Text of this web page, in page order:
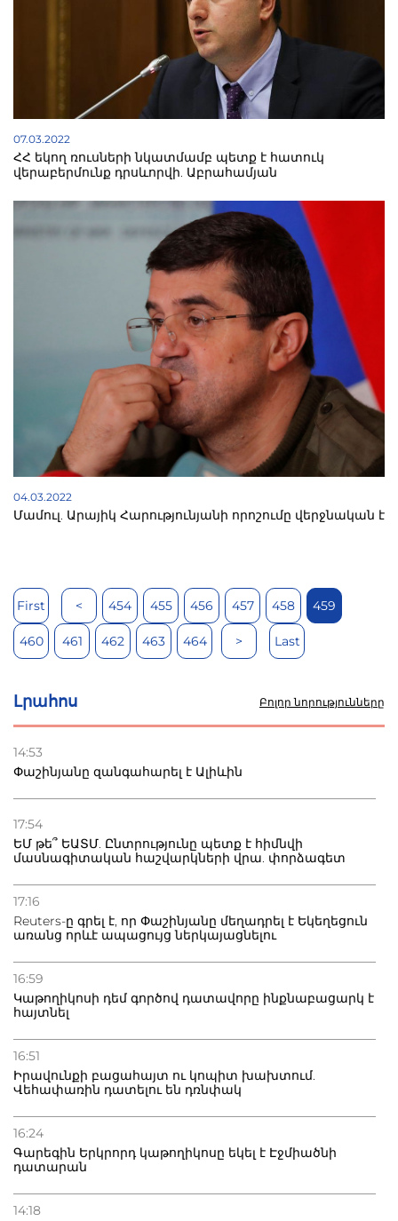
07.03.2022
ՀՀ եկող ռուսների նկատմամբ պետք է հատուկ
վերաբերմունք դրսևորվի. Աբրահամյան
04.03.2022
Մամուլ. Արայիկ Հարությունյանի որոշումը վերջնական է
First < 454 455 456 457 458 459
460 461 462 463 464 > Last
Լրահոս Բոլոր նորությունները
14:53
Փաշինյանը զանգահարել է Ալիևին
17:54
ԵՄ թե՞ ԵԱՏՄ. Ընտրությունը պետք է հիմնվի
մասնագիտական հաշվարկների վրա. փորձագետ
17:16
Reuters-ը գրել է, որ Փաշինյանը մեղադրել է Եկեղեցուն
առանց որևէ ապացույց ներկայացնելու
16:59
Կաթողիկոսի դեմ գործով դատավորը ինքնաբացարկ է
հայտնել
16:51
Իրավունքի բացահայտ ու կոպիտ խախտում.
Վեհափառին դատելու են դռնփակ
16:24
Գարեգին Երկրորդ կաթողիկոսը եկել է Էջմիածնի
դատարան
14:18